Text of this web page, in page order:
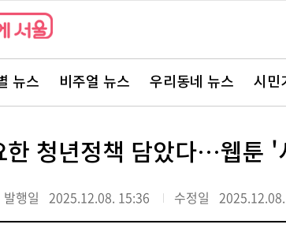
뉴스 비주얼 뉴스 우리동네 뉴스 시민
한 청년정책 담았다…웹툰 '
발행일 2025.12.08. 15:36 수정일